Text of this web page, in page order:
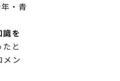
・青
識を
と
メン